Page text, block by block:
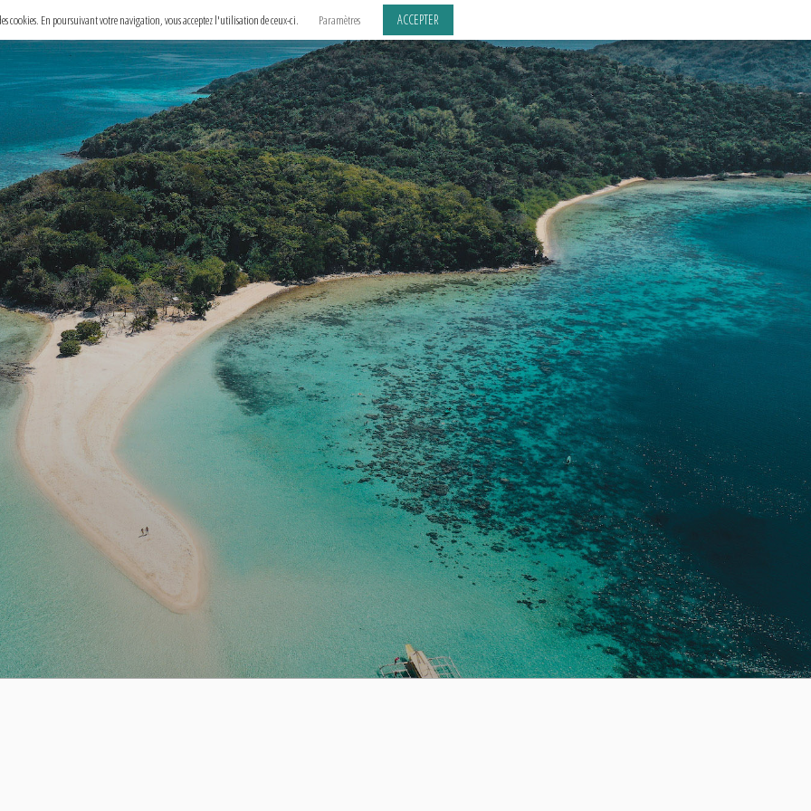
cookies. En poursuivant votre navigation, vous acceptez l'utilisation de ceux-ci. Paramètres ACCEPTER